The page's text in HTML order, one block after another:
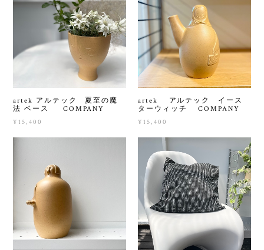
artek アルテック 夏至の魔
法 ベース COMPANY
¥15,400
artek アルテック イース
ターウィッチ COMPANY
¥15,400